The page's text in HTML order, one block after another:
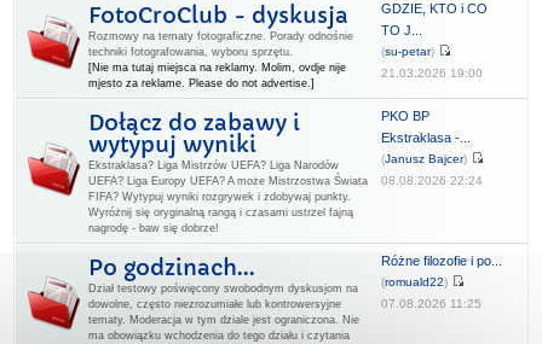
FotoCroClub - dyskusja
Rozmowy na tematy fotograficzne. Porady odnośnie
techniki fotografowania, wyboru sprzętu.
[Nie ma tutaj miejsca na reklamy. Molim, ovdje nije
mjesto za reklame. Please do not advertise.]
GDZIE, KTO i CO
TO J...
(su-petar)
21.03.2026 19:00
Dołącz do zabawy i
wytypuj wyniki
Ekstraklasa? Liga Mistrzów UEFA? Liga Narodów
UEFA? Liga Europy UEFA? A może Mistrzostwa Świata
FIFA? Wytypuj wyniki rozgrywek i zdobywaj punkty.
Wyróżnij się oryginalną rangą i czasami ustrzel fajną
nagrodę - baw się dobrze!
PKO BP
Ekstraklasa -...
(Janusz Bajcer)
08.08.2026 22:24
Po godzinach...
Dział testowy poświęcony swobodnym dyskusjom na
dowolne, często niezrozumiałe lub kontrowersyjne
tematy. Moderacja w tym dziale jest ograniczona. Nie
ma obowiązku wchodzenia do tego działu i czytania
Różne filozofie i po...
(romuald22)
07.08.2026 11:25